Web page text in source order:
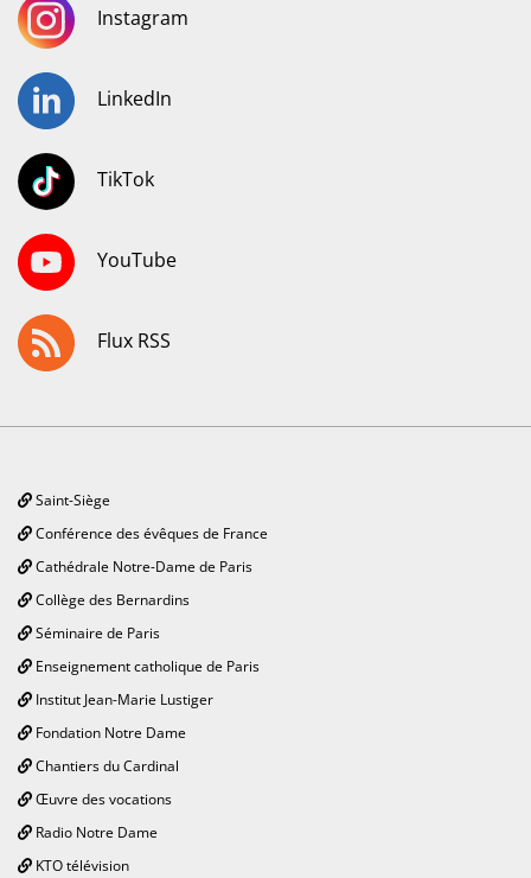
Instagram
LinkedIn
TikTok
YouTube
Flux RSS
Saint-Siège
Conférence des évêques de France
Cathédrale Notre-Dame de Paris
Collège des Bernardins
Séminaire de Paris
Enseignement catholique de Paris
Institut Jean-Marie Lustiger
Fondation Notre Dame
Chantiers du Cardinal
Œuvre des vocations
Radio Notre Dame
KTO télévision